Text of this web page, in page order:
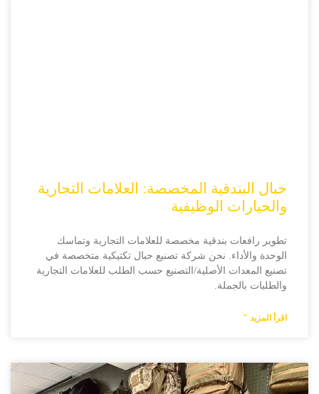
حبال البندقية المخصصة: العلامات التجارية
والخيارات الوظيفية
تطوير رافعات بندقية مخصصة للعلامات التجارية وتماسك
الوحدة والأداء. نحن شركة تصنيع حبال تكتيكية متخصصة في
تصنيع المعدات الأصلية/التصنيع حسب الطلب للعلامات التجارية
والطلبات بالجملة.
اقرأ المزيد "